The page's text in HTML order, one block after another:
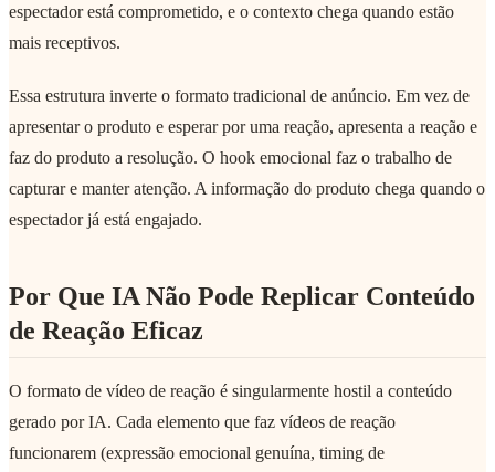
espectador está comprometido, e o contexto chega quando estão
mais receptivos.
Essa estrutura inverte o formato tradicional de anúncio. Em vez de
apresentar o produto e esperar por uma reação, apresenta a reação e
faz do produto a resolução. O hook emocional faz o trabalho de
capturar e manter atenção. A informação do produto chega quando o
espectador já está engajado.
Por Que IA Não Pode Replicar Conteúdo
de Reação Eficaz
O formato de vídeo de reação é singularmente hostil a conteúdo
gerado por IA. Cada elemento que faz vídeos de reação
funcionarem (expressão emocional genuína, timing de